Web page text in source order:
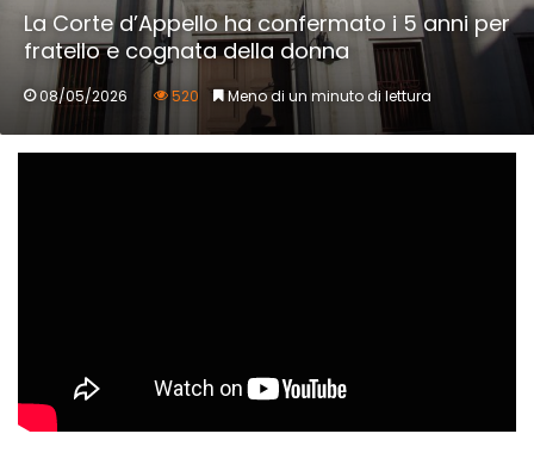
La Corte d’Appello ha confermato i 5 anni per
fratello e cognata della donna
08/05/2026 520 Meno di un minuto di lettura